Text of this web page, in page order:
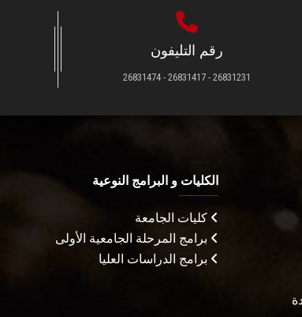
رقم التليفون
26831231 - 26831417 - 26831474
الكليات و البرامج النوعية
كليات الجامعة
برامج المرحلة الجامعية الأولى
برامج الدراسات العليا